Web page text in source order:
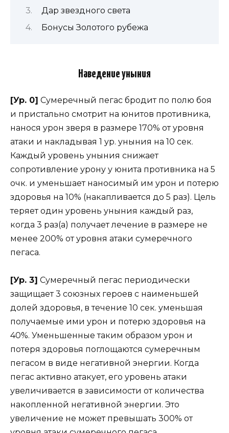
Дар звездного света
Бонусы Золотого рубежа
Наведение уныния
[Ур. 0] Сумеречный пегас бродит по полю боя
и пристально смотрит на юнитов противника,
нанося урон зверя в размере 170% от уровня
атаки и накладывая 1 ур. уныния на 10 сек.
Каждый уровень уныния снижает
сопротивление урону у юнита противника на 5
очк. и уменьшает наносимый им урон и потерю
здоровья на 10% (накапливается до 5 раз). Цель
теряет один уровень уныния каждый раз,
когда 3 раз(а) получает лечение в размере не
менее 200% от уровня атаки сумеречного
пегаса.
[Ур. 3] Сумеречный пегас периодически
защищает 3 союзных героев с наименьшей
долей здоровья, в течение 10 сек. уменьшая
получаемые ими урон и потерю здоровья на
40%. Уменьшенные таким образом урон и
потеря здоровья поглощаются сумеречным
пегасом в виде негативной энергии. Когда
пегас активно атакует, его уровень атаки
увеличивается в зависимости от количества
накопленной негативной энергии. Это
увеличение не может превышать 300% от